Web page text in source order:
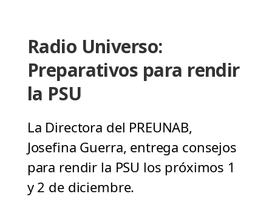
Radio Universo:
Preparativos para rendir
la PSU
La Directora del PREUNAB,
Josefina Guerra, entrega consejos
para rendir la PSU los próximos 1
y 2 de diciembre.